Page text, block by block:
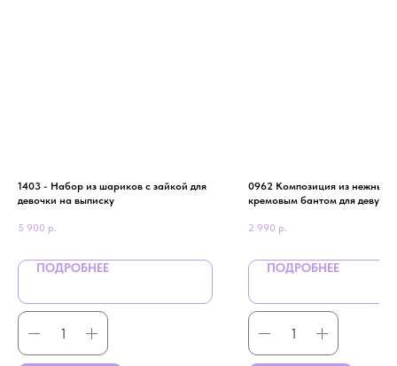
1403 - Набор из шариков с зайкой для
девочки на выписку
5 900 р.
ПОДРОБНЕЕ
0962 Композиция из нежных
кремовым бантом для
2 990 р.
ПОДРОБНЕЕ